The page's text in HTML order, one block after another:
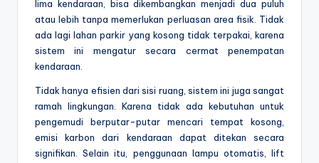
lima kendaraan, bisa dikembangkan menjadi dua puluh
atau lebih tanpa memerlukan perluasan area fisik. Tidak
ada lagi lahan parkir yang kosong tidak terpakai, karena
sistem ini mengatur secara cermat penempatan
kendaraan.
Tidak hanya efisien dari sisi ruang, sistem ini juga sangat
ramah lingkungan. Karena tidak ada kebutuhan untuk
pengemudi berputar-putar mencari tempat kosong,
emisi karbon dari kendaraan dapat ditekan secara
signifikan. Selain itu, penggunaan lampu otomatis, lift